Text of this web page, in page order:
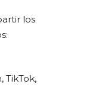
los
TikTok,